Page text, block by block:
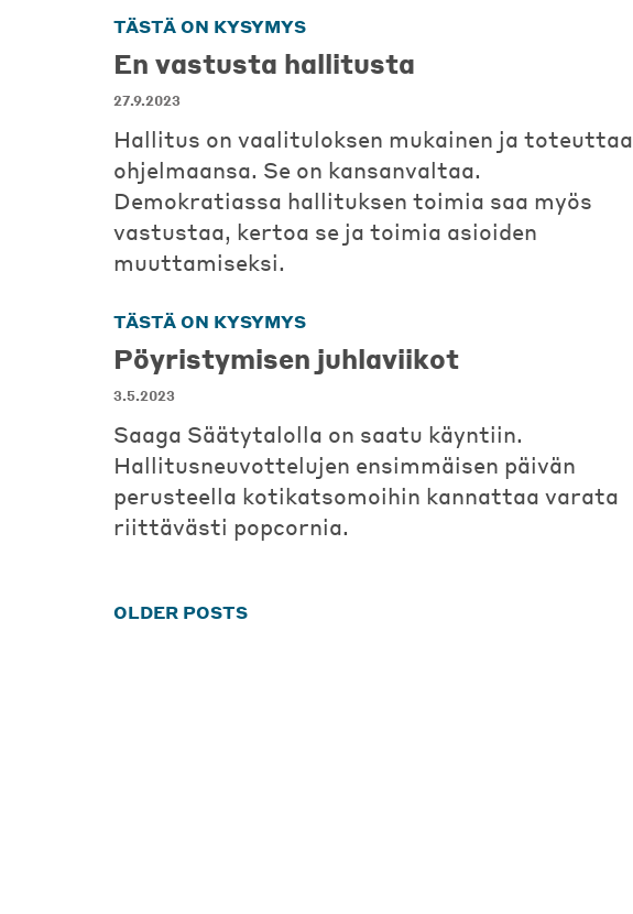
TÄSTÄ ON KYSYMYS
En vastusta hallitusta
27.9.2023
Hallitus on vaalituloksen mukainen ja toteuttaa
ohjelmaansa. Se on kansanvaltaa.
Demokratiassa hallituksen toimia saa myös
vastustaa, kertoa se ja toimia asioiden
muuttamiseksi.
TÄSTÄ ON KYSYMYS
Pöyristymisen juhlaviikot
3.5.2023
Saaga Säätytalolla on saatu käyntiin.
Hallitusneuvottelujen ensimmäisen päivän
perusteella kotikatsomoihin kannattaa varata
riittävästi popcornia.
Posts
OLDER POSTS